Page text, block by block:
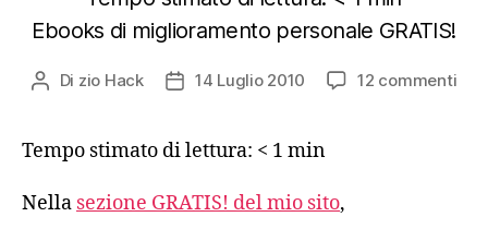
Ebooks di miglioramento personale GRATIS!
Autore
Di zio Hack
Data14 Luglio 2010 12 commentisu
Tempo stimato di lettura: < 1 min
Nella sezione GRATIS! del mio sito,